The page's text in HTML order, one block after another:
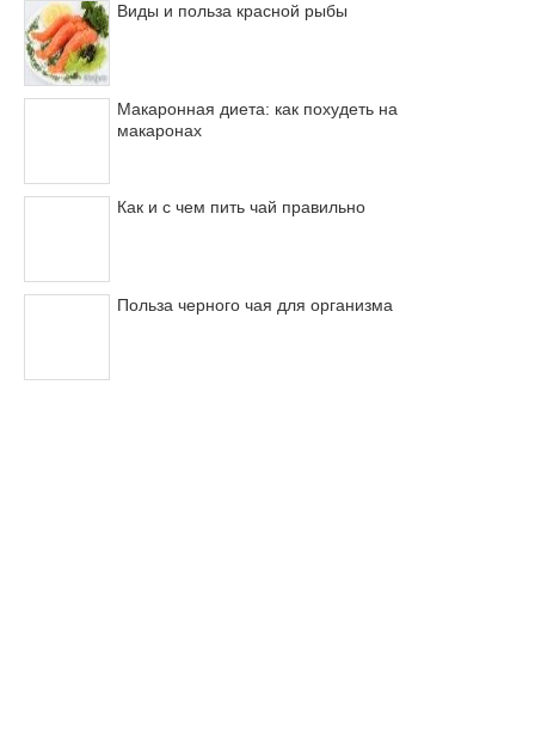
Виды и польза красной рыбы
Макаронная диета: как похудеть на
макаронах
Как и с чем пить чай правильно
Польза черного чая для организма